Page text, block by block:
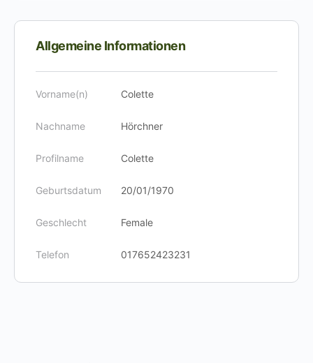
Allgemeine Informationen
Vorname(n) Colette
Nachname Hörchner
Profilname Colette
Geburtsdatum 20/01/1970
Geschlecht Female
Telefon 017652423231